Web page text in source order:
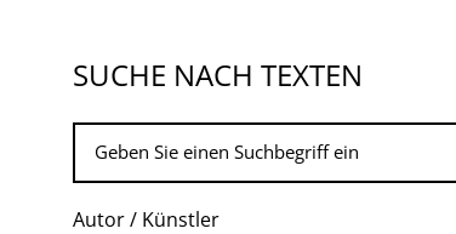
SUCHE NACH TEXTEN
Autor / Künstler